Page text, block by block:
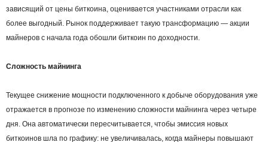
зависящий от цены биткоина, оценивается участниками отрасли как
более выгодный. Рынок поддерживает такую трансформацию — акции
майнеров с начала года обошли биткоин по доходности.
Сложность майнинга
Текущее снижение мощности подключенного к добыче оборудования уже
отражается в прогнозе по изменению сложности майнинга через четыре
дня. Она автоматически пересчитывается, чтобы эмиссия новых
биткоинов шла по графику: не увеличивалась, когда майнеры повышают